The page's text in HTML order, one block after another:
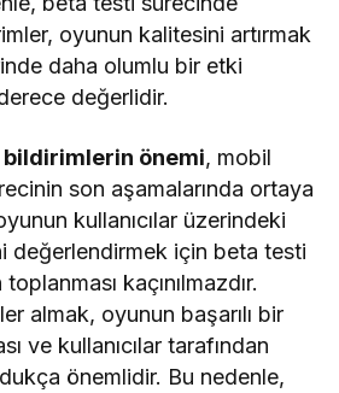
oyunun kalitesini artırmak
daha olumlu bir etki
değerlidir.
önemi, mobil
son aşamalarında ortaya
kullanıcılar üzerindeki
değerlendirmek için beta testi
kaçınılmazdır.
almak, oyunun başarılı bir
ve kullanıcılar tarafından
önemlidir. Bu nedenle,